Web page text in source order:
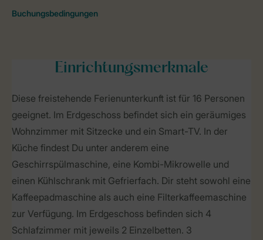
Einrichtungsmerkmale
Diese freistehende Ferienunterkunft ist für 16 Personen
geeignet. Im Erdgeschoss befindet sich ein geräumiges
Wohnzimmer mit Sitzecke und ein Smart-TV. In der
Küche findest Du unter anderem eine
Geschirrspülmaschine, eine Kombi-Mikrowelle und
einen Kühlschrank mit Gefrierfach. Dir steht sowohl eine
Kaffeepadmaschine als auch eine Filterkaffeemaschine
zur Verfügung. Im Erdgeschoss befinden sich 4
Schlafzimmer mit jeweils 2 Einzelbetten. 3